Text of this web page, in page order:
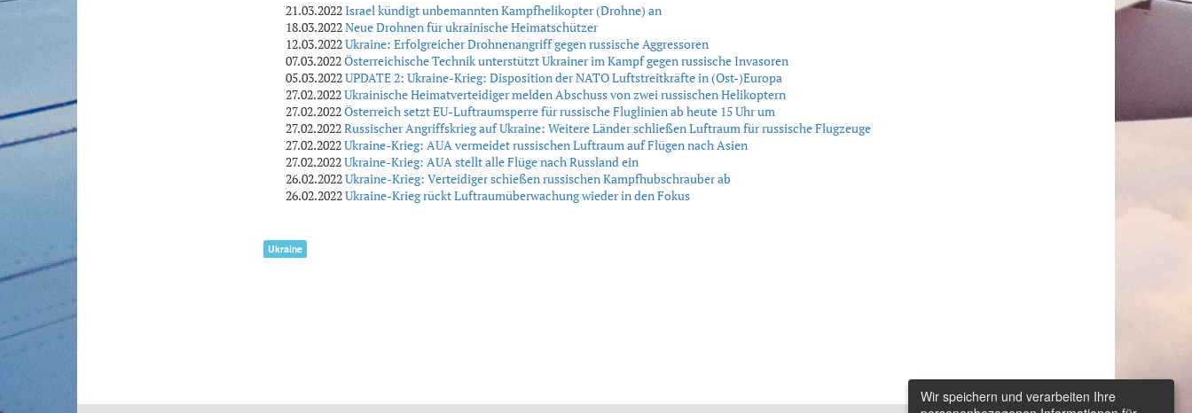
21.03.2022Israel kündigt unbemannten Kampfhelikopter (Drohne) an
18.03.2022Neue Drohnen für ukrainische Heimatschützer
12.03.2022Ukraine: Erfolgreicher Drohnenangriff gegen russische Aggressoren
07.03.2022Österreichische Technik unterstützt Ukrainer im Kampf gegen russische Invasoren
05.03.2022UPDATE 2: Ukraine-Krieg: Disposition der NATO Luftstreitkräfte in (Ost-)Europa
27.02.2022Ukrainische Heimatverteidiger melden Abschuss von zwei russischen Helikoptern
27.02.2022Österreich setzt EU-Luftraumsperre für russische Fluglinien ab heute 15 Uhr um
27.02.2022Russischer Angriffskrieg auf Ukraine: Weitere Länder schließen Luftraum für russische Flugzeuge
27.02.2022Ukraine-Krieg: AUA vermeidet russischen Luftraum auf Flügen nach Asien
27.02.2022Ukraine-Krieg: AUA stellt alle Flüge nach Russland ein
26.02.2022Ukraine-Krieg: Verteidiger schießen russischen Kampfhubschrauber ab
26.02.2022Ukraine-Krieg rückt Luftraumüberwachung wieder in den Fokus
Ukraine
Wir speichern und verarbeiten Ihre